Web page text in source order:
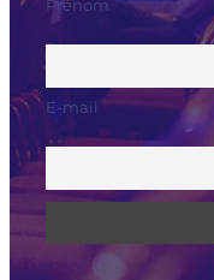
Prénom
E-mail